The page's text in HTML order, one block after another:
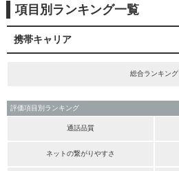
項目別ランキング一覧
携帯キャリア
総合ランキング
評価項目別ランキング
通話品質
ネットの繋がりやすさ